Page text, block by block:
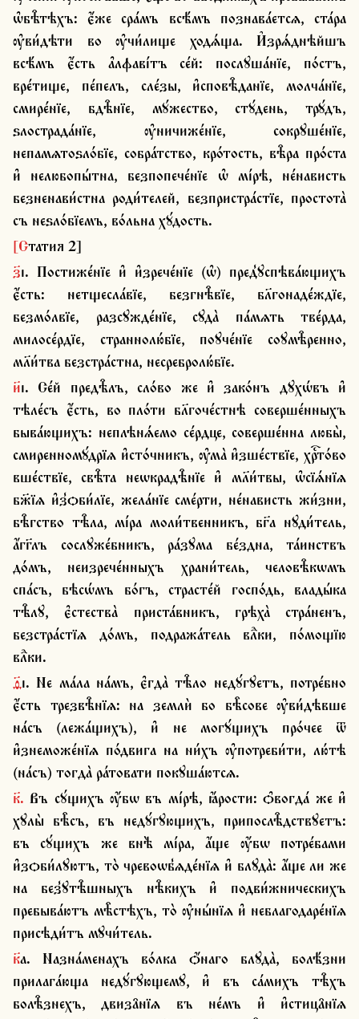
ѡ҆бѣ̑тѣхъ: є҆́же сра́мъ всѣ́мъ познава́етсѧ, ста́ра
ѹ҆ви́дѣти во ѹ҆чи́лище ходѧ́ща. И҆зрѧ́днѣйшъ
всѣ́мъ є҆́сть а҆лфаві́тъ се́й: послꙋша́нїе, по́стъ,
вре́тище, пе́пелъ, сле́зы, и҆сповѣ̑данїе, молча́нїе,
смире́нїе, бдѣ̑нїе, мꙋ́жество, стꙋ́день, трꙋ́дъ,
ѕлострада́нїе, ѹ҆ничиже́нїе, сокрꙋше́нїе,
непамѧтоѕло́бїе, собра́тство, кро́тость, вѣ̑ра про́ста
и҆ нелюбопы́тна, безпопече́нїе ѡ҆ мі́рѣ, не́нависть
безненави́стна роди́телей, безпристра́стїе, простота̀
съ неѕло́бїемъ, во́льна хꙋ́дость.
[Статия 2]
з҃і. Постиже́нїе и҆ и҆зрече́нїе (ѡ҆) пред̾ꙋспѣва́ющихъ
є҆́сть: нетщесла́вїе, безгнѣ̑вїе, бл҃гонаде́ждїе,
безмо́лвїе, разсꙋжде́нїе, сꙋда̀ па́мѧть тве́рда,
милосе́рдїе, страннолю́бїе, поꙋче́нїе соꙋмѣ̑ренно,
мл҃и́тва безстра́стна, несребролю́бїе.
и҃і. Се́й предѣ̑лъ, сло́во же и҆ зако́нъ дꙋхѡ́въ и҆
тѣле́съ є҆́сть, во пло́ти бл҃гоче́стнѣ соверше́нныхъ
быва́ющихъ: неплѣнѧ́емо се́рдце, соверше́нна любы̀,
смиренномꙋ́дрїѧ и҆сто́чникъ, ѹ҆ма̀ и҆зше́ствїе, хрⷭ҇то́во
вше́ствїе, свѣ̑та неѡкрадѣ̑нїе и҆ мл҃и́твы, ѡ҆сїѧ́нїѧ
бж҃їѧ и҆з̾ѻби́лїе, жела́нїе сме́рти, не́нависть жи́зни,
бѣ̑гство тѣ̑ла, мі́ра моли́твенникъ, бг҃а нꙋди́тель,
а҆́гг҃лъ сослꙋже́бникъ, ра́зꙋма бе́здна, та́инствъ
до́мъ, неизрече́нныхъ храни́тель, человѣ̑кѡмъ
спа́съ, бѣсѡ́мъ бо́гъ, страсте́й госпо́дь, влады́ка
тѣ̑лꙋ, є҆стества̀ приста́вникъ, грѣха̀ стра́ненъ,
безстра́стїѧ до́мъ, подража́тель влⷣки, по́мощїю
влⷣки.
ѳ҃і. Не ма́ла на́мъ, є҆гда̀ тѣ̑ло недꙋ́гꙋетъ, потре́бно
є҆́сть трезвѣ̑нїѧ: на землѝ бо бѣ̑сове ѹ҆ви́дѣвше
на́съ (лежа́щихъ), и҆ не могꙋ́щихъ про́чее ѿ
и҆знеможе́нїѧ по́двига на ни́хъ ѹ҆потреби́ти, лю́тѣ
(на́съ) тогда̀ ра́товати покꙋша́ютсѧ.
к҃. Въ сꙋ́щихъ ѹ҆́бѡ въ мі́рѣ, ꙗ҆́рости: ѻ҆вогда́ же и҆
хꙋлы̀ бѣ̑съ, въ недꙋ́гꙋющихъ, припослѣ̑дствꙋетъ:
въ сꙋ́щихъ же внѣ̀ мі́ра, а҆́ще ѹ҆́бѡ потре́бами
и҆зѻби́лꙋютъ, то̀ чревоѡб̾ѧде́нїѧ и҆ блꙋда̀: а҆́ще ли же
на без̾ꙋтѣ̑шныхъ нѣ̑кихъ и҆ подви́жническихъ
пребыва́ютъ мѣ̑стѣхъ, то̀ ѹ҆ны́нїѧ и҆ неблагодаре́нїѧ
присѣди́тъ мꙋчи́тель.
к҃а. Назна́менахъ во́лка ѻ҆́наго блꙋда̀, болѣ́зни
прилага́юща недꙋ́гꙋющемꙋ, и҆ въ са́михъ тѣ̑хъ
болѣ̑знехъ, двиза̑нїѧ въ не́мъ и҆ и҆стица̑нїѧ